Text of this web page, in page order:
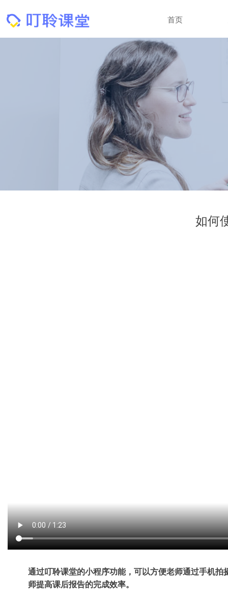
首页
如何
通过叮聆课堂的小程序功能，可以方便老师通过手机
师提高课后报告的完成效率。